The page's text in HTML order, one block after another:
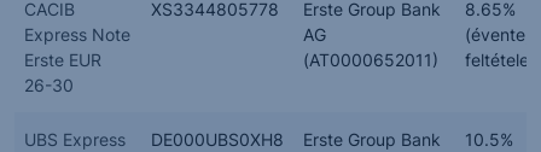
CACIB
Express Note
Erste EUR
26-30
XS3344805778
Erste Group Bank
AG
(AT0000652011)
8.65%
(évente,
UBS Express
DE000UBS0XH8
Erste Group Bank
10.5%